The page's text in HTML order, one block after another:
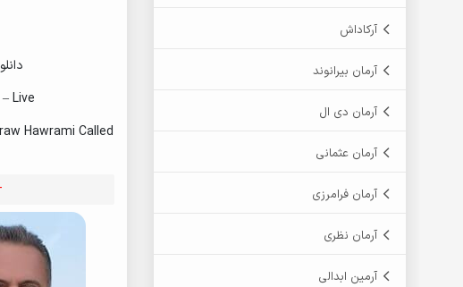
آرکاداش
آرمان بیرانوند
آرمان دی ال
آرمان عثمانی
آرمان فرامرزی
آرمان نظری
آرمین ابدالی
Live
Hawrami Called